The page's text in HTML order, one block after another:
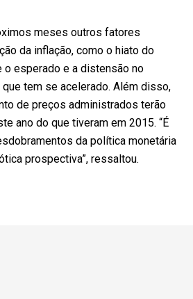
meses outros fatores
da inflação, como o hiato do
o esperado e a distensão no
tem se acelerado. Além disso,
de preços administrados terão
ano do que tiveram em 2015. “É
da política monetária
prospectiva”, ressaltou.